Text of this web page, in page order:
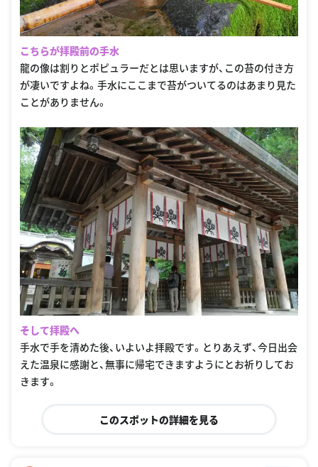
こちらが拝殿前の手水
龍の像は割りとポピュラーだとは思いますが、この苔の付き方
が凄いですよね。手水にここまで苔がついてるのはあまり見た
ことがありません。
そして拝殿へ
手水で手を清めた後、いよいよ拝殿です。とりあえず、今日出会
えた温泉に感謝と、無事に帰宅できますようにとお祈りしてお
きます。
このスポットの詳細を見る